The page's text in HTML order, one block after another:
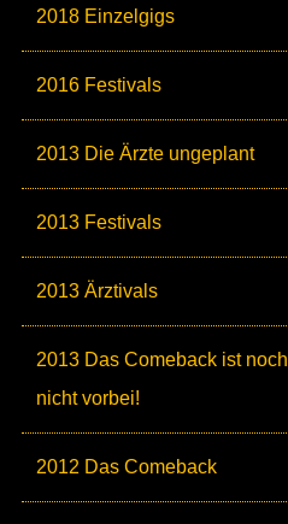
2018 Einzelgigs
2016 Festivals
2013 Die Ärzte ungeplant
2013 Festivals
2013 Ärztivals
2013 Das Comeback ist noch
nicht vorbei!
2012 Das Comeback